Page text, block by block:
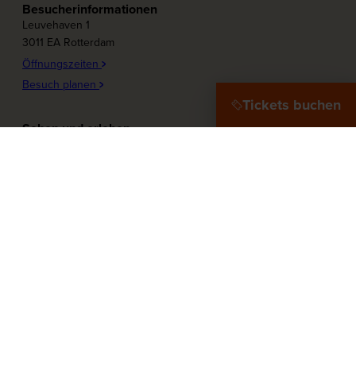
Besucherinformationen
Leuvehaven 1
3011 EA Rotterdam
Öffnungszeiten
Besuch planen
Sehen und erleben
Tickets buchen